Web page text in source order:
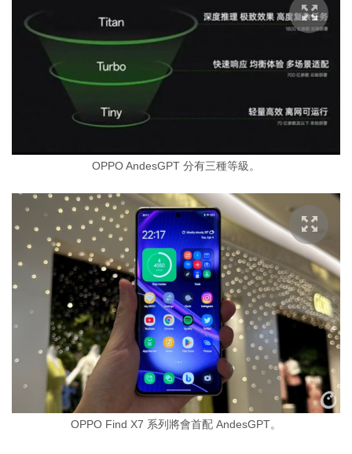
OPPO AndesGPT 分有三種等級。
OPPO Find X7 系列將會首配 AndesGPT。